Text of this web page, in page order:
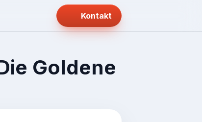
Kontakt
Goldene